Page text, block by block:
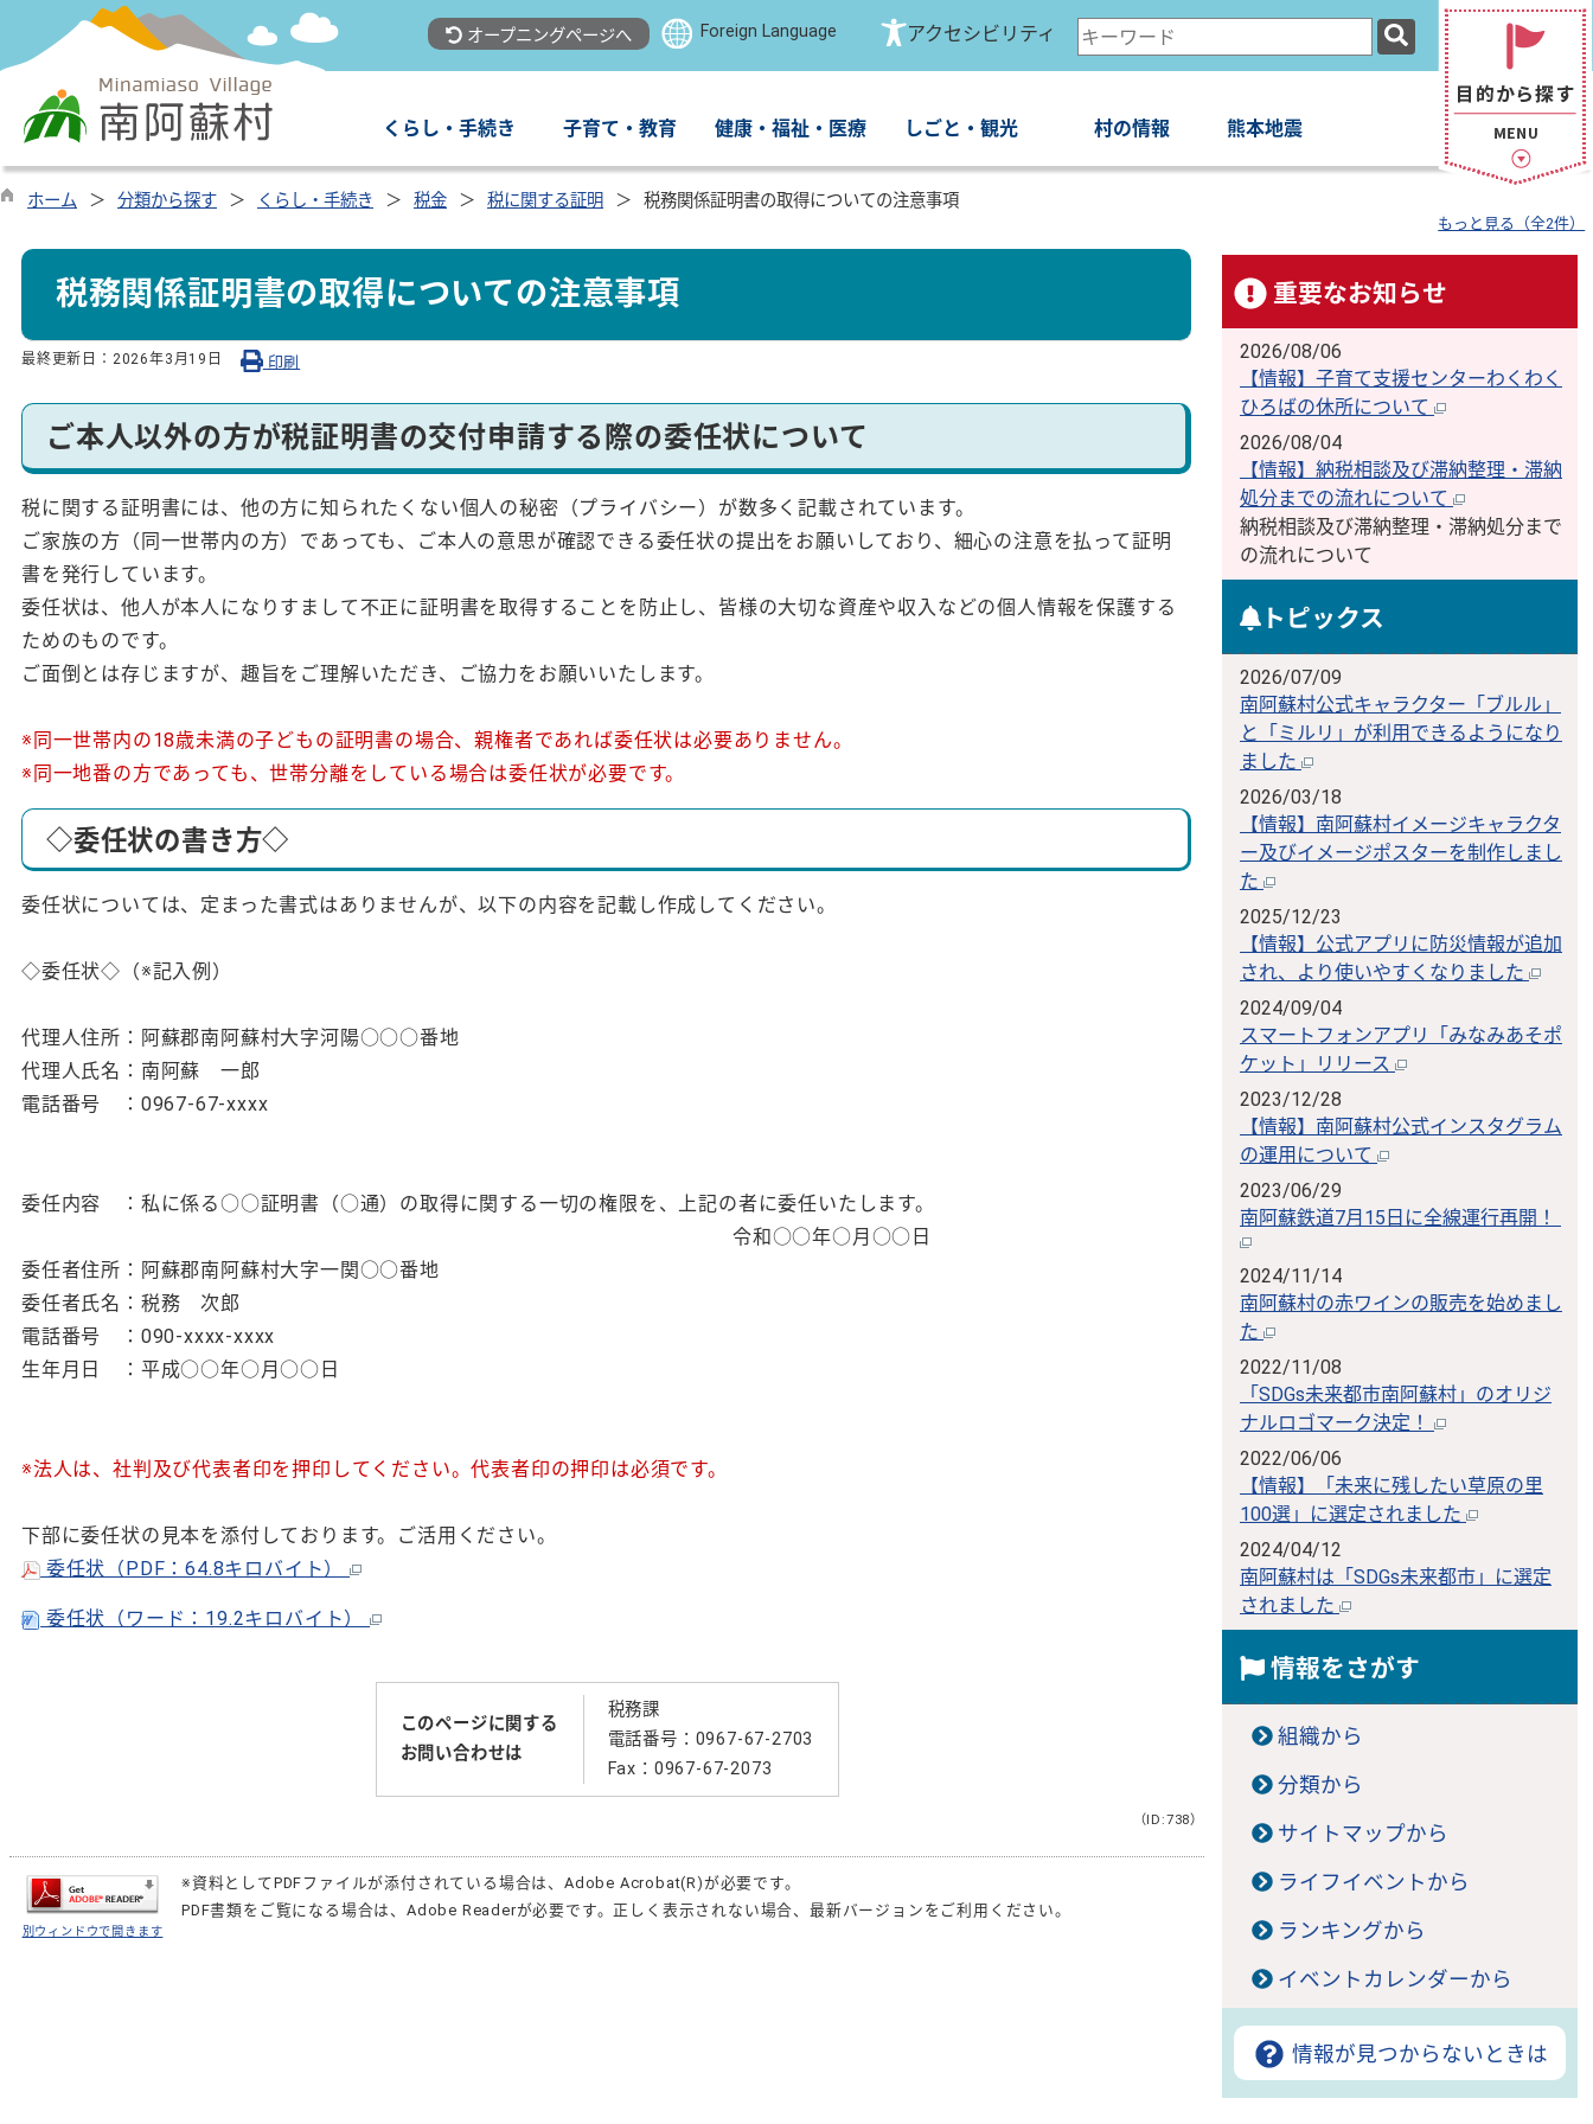
オープニングページへ Foreign Language アクセシビリティ
検
索
ー
ー
くらし・手続き 子育て・教育 健康・福祉・医療 しごと・観光 村の情報 熊本地震
ホーム 分類から探す くらし・手続き 税金 税に関する証明 税務関係証明書の取得についての注意事項
もっと見る（全2件）
税務関係証明書の取得についての注意事項
最終更新日： 2026年3月19日 印刷
ご本人以外の方が税証明書の交付申請する際の委任状について
税に関する証明書には、他の方に知られたくない個人の秘密（プライバシー）が数多く記載されています。
ご家族の方（同一世帯内の方）であっても、ご本人の意思が確認できる委任状の提出をお願いしており、細心の注意を払って証明
書を発行しています。
委任状は、他人が本人になりすまして不正に証明書を取得することを防止し、皆様の大切な資産や収入などの個人情報を保護する
ためのものです。
ご面倒とは存じますが、趣旨をご理解いただき、ご協力をお願いいたします。
※同一世帯内の18歳未満の子どもの証明書の場合、親権者であれば委任状は必要ありません。
※同一地番の方であっても、世帯分離をしている場合は委任状が必要です。
◇委任状の書き方◇
委任状については、定まった書式はありませんが、以下の内容を記載し作成してください。
◇委任状◇（※記入例）
代理人住所：阿蘇郡南阿蘇村大字河陽○○○番地
代理人氏名：南阿蘇 一郎
電話番号 ：0967-67-xxxx
委任内容 ：私に係る○○証明書（○通）の取得に関する一切の権限を、上記の者に委任いたします。
令和○○年○月○○日
委任者住所：阿蘇郡南阿蘇村大字一関○○番地
委任者氏名：税務 次郎
電話番号 ：090-xxxx-xxxx
生年月日 ：平成○○年○月○○日
※法人は、社判及び代表者印を押印してください。代表者印の押印は必須です。
下部に委任状の見本を添付しております。ご活用ください。
委任状（PDF：64.8キロバイト）
委任状（ワード：19.2キロバイト）
このページに関する
お問い合わせは
税務課
電話番号：0967-67-2703
Fax：0967-67-2073
（ID:738）
別ウィンドウで開きます
※資料としてPDFファイルが添付されている場合は、Adobe Acrobat(R)が必要です。
PDF書類をご覧になる場合は、Adobe Readerが必要です。正しく表示されない場合、最新バージョンをご利用ください。
重要なお知らせ
2026/08/06
【情報】子育て支援センターわくわく
ひろばの休所について
2026/08/04
【情報】納税相談及び滞納整理・滞納
処分までの流れについて
納税相談及び滞納整理・滞納処分まで
の流れについて
トピックス
2026/07/09
南阿蘇村公式キャラクター「ブルル」
と「ミルリ」が利用できるようになり
ました
2026/03/18
【情報】南阿蘇村イメージキャラクタ
ー及びイメージポスターを制作しまし
た
2025/12/23
【情報】公式アプリに防災情報が追加
され、より使いやすくなりました
2024/09/04
スマートフォンアプリ「みなみあそポ
ケット」リリース
2023/12/28
【情報】南阿蘇村公式インスタグラム
の運用について
2023/06/29
南阿蘇鉄道7月15日に全線運行再開！
2024/11/14
南阿蘇村の赤ワインの販売を始めまし
た
2022/11/08
「SDGs未来都市南阿蘇村」のオリジ
ナルロゴマーク決定！
2022/06/06
【情報】「未来に残したい草原の里
100選」に選定されました
2024/04/12
南阿蘇村は「SDGs未来都市」に選定
されました
情報をさがす
組織から
分類から
サイトマップから
ライフイベントから
ランキングから
イベントカレンダーから
情報が見つからないときは